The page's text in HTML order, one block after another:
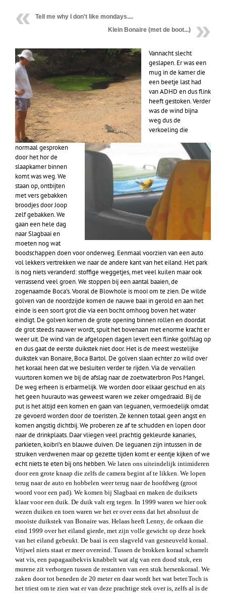
Tell me why I don't like mondays....
Klein Bonaire (met de boot...)
Vannacht slecht
geslapen. Er was een
mug in de kamer die
een beetje last had
van ADHD en dus flink
heeft gestoken. Verder
was de wind bijna
weg dus de
verkoeling die
normaal gesproken
door het hor de
slaapkamer binnen
komt was weg. We
staan op, ontbijten
met vers gebakken
broodjes door Joop
zelf gebakken. We
gaan een hele dag
naar Slagbaai en
moeten nog wat
boodschappen doen voor onderweg. Eenmaal voorzien van een auto
vol lekkers vertrekken we naar de andere kant van het eiland. Het park
is nog niets veranderd: stoffige weggetjes, met veel kuilen maar ook
verrassend veel groen. We stoppen bij een aantal baaien, de
zogenaamde Boca’s. Vooral de Blowhole is mooi om te zien. De wilde
golven van de noordzijde komen de nauwe baai in gerold en aan het
einde is een soort grot die via een bocht omhoog boven het water
eindigt. De golven komen de grote opening binnen rollen en doordat
de grot steeds nauwer wordt, spuit het bovenaan met enorme kracht er
weer uit. De wind van de afgelopen dagen levert een flinke golfslag op
en dus gaat de eerste duikstek niet door. Het is de meest westelijke
duikstek van Bonaire, Boca Bartol. De golven slaan echter zo wild over
het koraal heen dat we besluiten verder te rijden. Via de vervallen
vuurtoren komen we bij de afslag naar de zoetwaterbron Pos Mangel.
De weg erheen is erbarmelijk. We worden door elkaar geschud en als
het geen huurauto was geweest waren we zeker omgedraaid. Bij de
put is het altijd een komen en gaan van leguanen, vermoedelijk omdat
ze gevoerd worden door de toeristen. Ze kennen totaal geen angst en
komen angstig dichtbij. We proberen ze af te schudden en lopen door
naar de drinkplaats. Daar vliegen veel prachtig gekleurde kanaries,
parkieten, koibri’s en blauwe duiven. De leguanen zijn intussen in de
struiken verdwenen maar op gezette tijden komt er eentje kijken of we
echt niets te eten bij ons hebben. We laten ons uiteindelijk intimideren
door een grote knaap die zelfs de camera begint af te likken. We lopen
terug naar de auto en hobbelen weer terug naar de hoofdweg (groot
woord voor een pad). We komen bij Slagbaai en maken de duiksets
klaar voor een duik. De duik valt erg tegen. In 1999 waren we hier ook
wezen duiken en toen waren we het er over eens dat het absoluut de
mooiste duikstek van Bonaire was. Helaas heeft Lenny, de orkaan die
eind 1999 over het eiland gierde, met zijn volle gewicht op deze hoek
van het eiland gebeukt. De baai is een slagveld van gesneuveld koraal.
Vrijwel niets staat er meer overeind. Tussen de brokken koraal scharrelt
wat vis, een papagaaibekvis knabbelt wat alg van een dood stuk, een
murene zit verborgen tussen de restanten van een stuk hersenkoraal. We
zaken door tot beneden de 20 meter en daar wordt het wat beter.Toch is
het triest om te zien wat er van deze prachtige stek over is, zelfs al is de